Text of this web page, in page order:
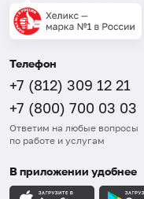
Телефон
+7 (812) 309 12 21
+7 (800) 700 03 03
Ответим на любые вопросы
по работе и услугам
В приложении удобнее